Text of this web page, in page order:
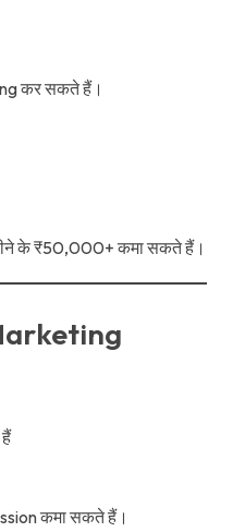
कर सकते हैं।
के ₹50,000+ कमा सकते हैं।
कमा सकते हैं।